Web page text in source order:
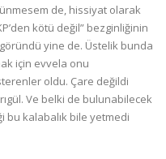
de, hissiyat olarak
kötü değil” bezginliğinin
yine de. Üstelik bunda
için evvela onu
oldu. Çare değildi
Ve belki de bulunabilecek
bu kalabalık bile yetmedi